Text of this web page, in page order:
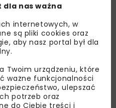
aby otrzymywać od
branżowe,
atrakcyjne oferty i
Prywatnościi
na otrzymywanie na
mail korespondencji
nas ważna
internetowych, w
są pliki cookies oraz
aby nasz portal był dla
Twoim urządzeniu, które
ważne funkcjonalności
ulepszać
potrzeb oraz
do Ciebie treści i